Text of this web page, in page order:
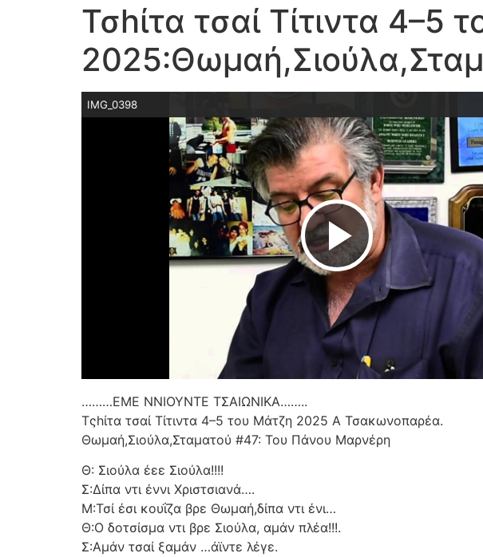
Τσhίτα τσαί Τίτιντα 4–5
IMG_0398
Play Video
………ΕΜΕ ΝΝΙΟΥΝΤΕ ΤΣΑΙΩΝΙΚΑ……..
Τςhίτα τσαί Τίτιντα 4–5 του Μάτζη 2025 Α Τσακωνοπαρέα.
Θωμαή,Σιούλα,Σταματού #47: Του Πάνου Μαρνέρη
Θ: Σιούλα έεε Σιούλα!!!!
Σ:Δίπα ντι έννι Χριστσιανά….
Μ:Τσί έσι κουΐζα βρε Θωμαή,δίπα ντι ένι…
Θ:Ο δοτσίσμα ντι βρε Σιούλα, αμάν πλέα!!!.
Σ:Αμάν τσαί ξαμάν …άϊντε λέγε.